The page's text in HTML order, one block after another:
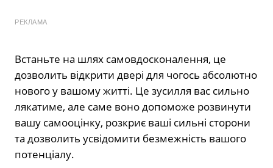
РЕКЛАМА
Встаньте на шлях самовдосконалення, це
дозволить відкрити двері для чогось абсолютно
нового у вашому житті. Це зусилля вас сильно
лякатиме, але саме воно допоможе розвинути
вашу самооцінку, розкриє ваші сильні сторони
та дозволить усвідомити безмежність вашого
потенціалу.